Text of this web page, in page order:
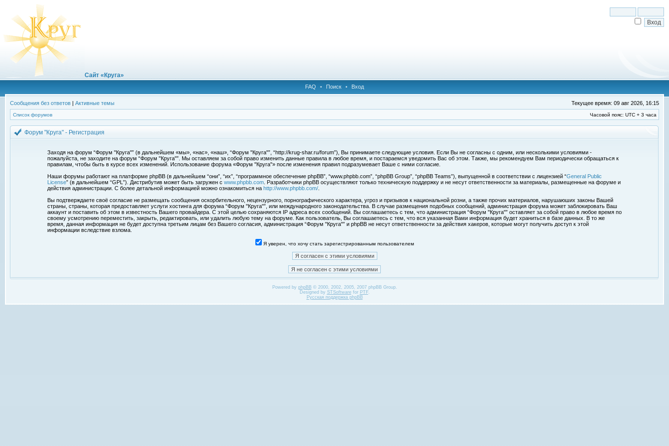
Сайт «Круга»
FAQ • Поиск • Вход
Сообщения без ответов | Активные темы Текущее время: 09 авг 2026, 16:15
Список форумов Часовой пояс: UTC + 3 часа
Форум "Круга" - Регистрация
Заходя на форум “Форум "Круга"” (в дальнейшем «мы», «нас», «наш», “Форум "Круга"”, “http://krug-shar.ru/forum”), Вы принимаете следующие условия. Если Вы не согласны с одним, или несколькими условиями -
пожалуйста, не заходите на форум “Форум "Круга"”. Мы оставляем за собой право изменить данные правила в любое время, и постараемся уведомить Вас об этом. Также, мы рекомендуем Вам периодически обращаться к
правилам, чтобы быть в курсе всех изменений. Использование форума «Форум "Круга"» после изменения правил подразумевает Ваше с ними согласие.
Наши форумы работают на платформе phpBB (в дальнейшем “они”, “их”, “программное обеспечение phpBB”, “www.phpbb.com”, “phpBB Group”, “phpBB Teams”), выпущенной в соответствии с лицензией “General Public
License” (в дальнейшем “GPL”). Дистрибутив может быть загружен с www.phpbb.com . Разработчики phpBB осуществляют только техническую поддержку и не несут ответственности за материалы, размещенные на форуме и
действия администрации. С более детальной информацией можно ознакомиться на http://www.phpbb.com/
Вы подтверждаете своё согласие не размещать сообщения оскорбительного, нецензурного, порнографического характера, угроз и призывов к национальной розни, а также прочих материалов, нарушаюших законы Вашей
страны, страны, которая предоставляет услуги хостинга для форума “Форум "Круга"”, или международного законодательства. В случае размещения подобных сообщений, администрация форума может заблокировать Ваш
аккаунт и поставить об этом в известность Вашего провайдера. С этой целью сохраняются IP адреса всех сообщений. Вы соглашаетесь с тем, что администрация “Форум "Круга"” оставляет за собой право в любое время по
своему усмотрению переместить, закрыть, редактировать, или удалить любую тему на форуме. Как пользователь, Вы соглашаетесь с тем, что вся указанная Вами информация будет храниться в базе данных. В то же
время, данная информация не будет доступна третьим лицам без Вашего согласия, администрация “Форум "Круга"” и phpBB не несут ответственности за действия хакеров, которые могут получить доступ к этой
информации вследствие взлома.
Я уверен, что хочу стать зарегистрированным пользователем
Powered by phpBB© 2000, 2002, 2005, 2007 phpBB Group.
Designed by STSoftwarefor PTF.
Русская поддержка phpBB